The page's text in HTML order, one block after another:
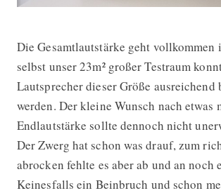
Die Gesamtlautstärke geht vollkommen
selbst unser 23m² großer Testraum
Lautsprecher dieser Größe ausreichend
werden. Der kleine Wunsch nach etwas
Endlautstärke sollte dennoch nicht
Der Zwerg hat schon was drauf, zum
abrocken fehlte es aber ab und an noch
Keinesfalls ein Beinbruch und schon